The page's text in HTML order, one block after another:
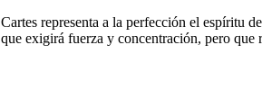
Cartes representa a la perfección el espíritu
que exigirá fuerza y concentración, pero que